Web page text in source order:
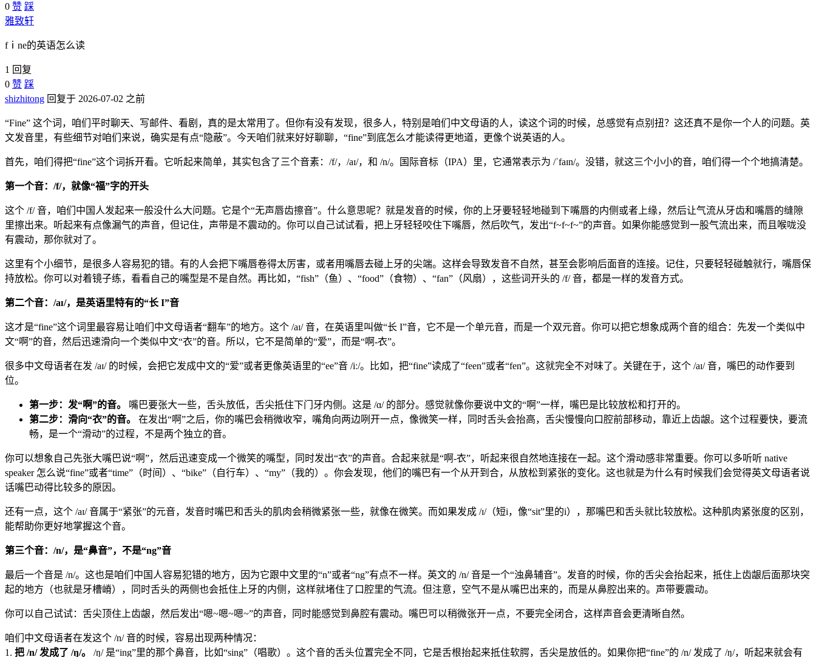
0 赞 踩
雅致轩
fⅰne的英语怎么读
1 回复
0 赞 踩
shizhitong 回复于 2026-07-02 之前
“Fine” 这个词，咱们平时聊天、写邮件、看剧，真的是太常用了。但你有没有发现，很多人，特别是咱们中文母语的人，读这个词的时候，总感觉有点别扭？这还真不是你一个人的问题。英
文发音里，有些细节对咱们来说，确实是有点“隐蔽”。今天咱们就来好好聊聊，“fine”到底怎么才能读得更地道，更像个说英语的人。
首先，咱们得把“fine”这个词拆开看。它听起来简单，其实包含了三个音素：/f/，/aɪ/，和 /n/。国际音标（IPA）里，它通常表示为 /ˈfaɪn/。没错，就这三个小小的音，咱们得一个个地搞清楚。
第一个音：/f/，就像“福”字的开头
这个 /f/ 音，咱们中国人发起来一般没什么大问题。它是个“无声唇齿擦音”。什么意思呢？就是发音的时候，你的上牙要轻轻地碰到下嘴唇的内侧或者上缘，然后让气流从牙齿和嘴唇的缝隙
里擦出来。听起来有点像漏气的声音，但记住，声带是不震动的。你可以自己试试看，把上牙轻轻咬住下嘴唇，然后吹气，发出“f~f~f~”的声音。如果你能感觉到一股气流出来，而且喉咙没
有震动，那你就对了。
这里有个小细节，是很多人容易犯的错。有的人会把下嘴唇卷得太厉害，或者用嘴唇去碰上牙的尖端。这样会导致发音不自然，甚至会影响后面音的连接。记住，只要轻轻碰触就行，嘴唇保
持放松。你可以对着镜子练，看看自己的嘴型是不是自然。再比如，“fish”（鱼）、“food”（食物）、“fan”（风扇），这些词开头的 /f/ 音，都是一样的发音方式。
第二个音：/aɪ/，是英语里特有的“长 I”音
这才是“fine”这个词里最容易让咱们中文母语者“翻车”的地方。这个 /aɪ/ 音，在英语里叫做“长 I”音，它不是一个单元音，而是一个双元音。你可以把它想象成两个音的组合：先发一个类似中
文“啊”的音，然后迅速滑向一个类似中文“衣”的音。所以，它不是简单的“爱”，而是“啊-衣”。
很多中文母语者在发 /aɪ/ 的时候，会把它发成中文的“爱”或者更像英语里的“ee”音 /iː/。比如，把“fine”读成了“feen”或者“fen”。这就完全不对味了。关键在于，这个 /aɪ/ 音，嘴巴的动作要到
位。
第一步：发“啊”的音。
嘴巴要张大一些，舌头放低，舌尖抵住下门牙内侧。这是 /ɑ/ 的部分。感觉就像你要说中文的“啊”一样，嘴巴是比较放松和打开的。
第二步：滑向“衣”的音。
在发出“啊”之后，你的嘴巴会稍微收窄，嘴角向两边咧开一点，像微笑一样，同时舌头会抬高，舌尖慢慢向口腔前部移动，靠近上齿龈。这个过程要快，要流
畅，是一个“滑动”的过程，不是两个独立的音。
你可以想象自己先张大嘴巴说“啊”，然后迅速变成一个微笑的嘴型，同时发出“衣”的声音。合起来就是“啊-衣”，听起来很自然地连接在一起。这个滑动感非常重要。你可以多听听 native
speaker 怎么说“fine”或者“time”（时间）、“bike”（自行车）、“my”（我的）。你会发现，他们的嘴巴有一个从开到合，从放松到紧张的变化。这也就是为什么有时候我们会觉得英文母语者说
话嘴巴动得比较多的原因。
还有一点，这个 /aɪ/ 音属于“紧张”的元音，发音时嘴巴和舌头的肌肉会稍微紧张一些，就像在微笑。而如果发成 /ɪ/（短i，像“sit”里的i），那嘴巴和舌头就比较放松。这种肌肉紧张度的区别，
能帮助你更好地掌握这个音。
第三个音：/n/，是“鼻音”，不是“ng”音
最后一个音是 /n/。这也是咱们中国人容易犯错的地方，因为它跟中文里的“n”或者“ng”有点不一样。英文的 /n/ 音是一个“浊鼻辅音”。发音的时候，你的舌尖会抬起来，抵住上齿龈后面那块突
起的地方（也就是牙槽嵴），同时舌头的两侧也会抵住上牙的内侧，这样就堵住了口腔里的气流。但注意，空气不是从嘴巴出来的，而是从鼻腔出来的。声带要震动。
你可以自己试试：舌尖顶住上齿龈，然后发出“嗯~嗯~嗯~”的声音，同时能感觉到鼻腔有震动。嘴巴可以稍微张开一点，不要完全闭合，这样声音会更清晰自然。
咱们中文母语者在发这个 /n/ 音的时候，容易出现两种情况：
1. 把 /n/ 发成了 /ŋ/。
/ŋ/ 是“ing”里的那个鼻音，比如“sing”（唱歌）。这个音的舌头位置完全不同，它是舌根抬起来抵住软腭，舌尖是放低的。如果你把“fine”的 /n/ 发成了 /ŋ/，听起来就会有